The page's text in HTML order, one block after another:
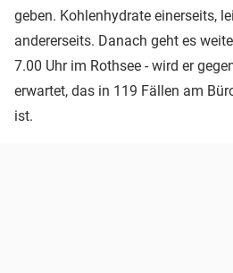
geben. Kohlenhydrate einerseits,
andererseits. Danach geht es
7.00 Uhr im Rothsee - wird er
erwartet, das in 119 Fällen am
ist.